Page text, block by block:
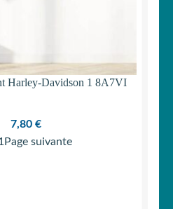
Harley-Davidson 1 8A7VI
7,80 €
Page suivante